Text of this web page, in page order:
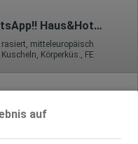
auf
Larissa-NUR WhatsApp!! Haus&Hotel besuch!!
rasiert, mitteleuropäisch
Körperküs., FE
Weg 101
westeuropäisch